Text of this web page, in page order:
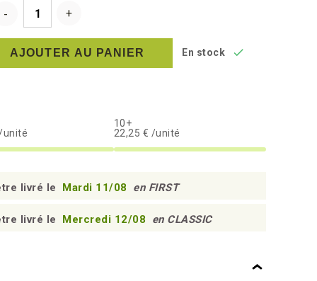
AJOUTER AU PANIER En stock 
unité
10+
22,25 € /unité
livré le Mardi 11/08 en FIRST
livré le Mercredi 12/08 en CLASSIC